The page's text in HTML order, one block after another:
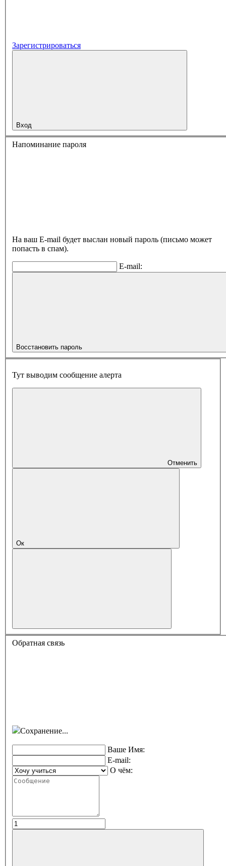
Зарегистрироваться
Вход
Напоминание пароля
На ваш E-mail будет выслан новый пароль (письмо может
попасть в спам).
E-mail:
Восстановить пароль
Тут выводим сообщение алерта
Отменить
Ок
Обратная связь
Сохранение...
Ваше Имя:
E-mail:
О чём: